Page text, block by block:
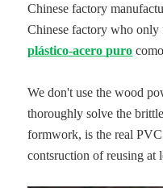
Chinese factory
Chinese factory who only
plástico-acero puro
We don't use the wood
thoroughly solve the
formwork, is the real
contsruction of reusing at